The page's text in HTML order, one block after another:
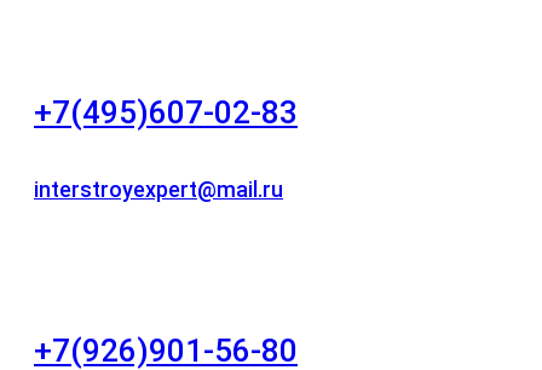
+7(495)607-02-83
interstroyexpert@mail.ru
+7(926)901-56-80